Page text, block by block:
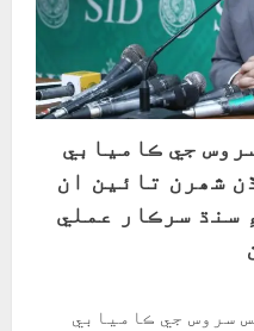
جي ڪاميابي
شھرن تائین ان
سنڌ سرڪار عملي
سروس جي ڪاميابي